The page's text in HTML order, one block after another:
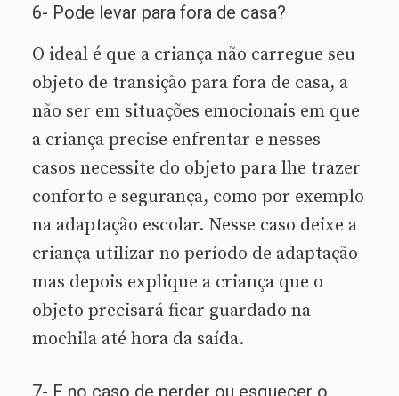
6- Pode levar para fora de casa?
O ideal é que a criança não carregue seu
objeto de transição para fora de casa, a
não ser em situações emocionais em que
a criança precise enfrentar e nesses
casos necessite do objeto para lhe trazer
conforto e segurança, como por exemplo
na adaptação escolar. Nesse caso deixe a
criança utilizar no período de adaptação
mas depois explique a criança que o
objeto precisará ficar guardado na
mochila até hora da saída.
7- E no caso de perder ou esquecer o